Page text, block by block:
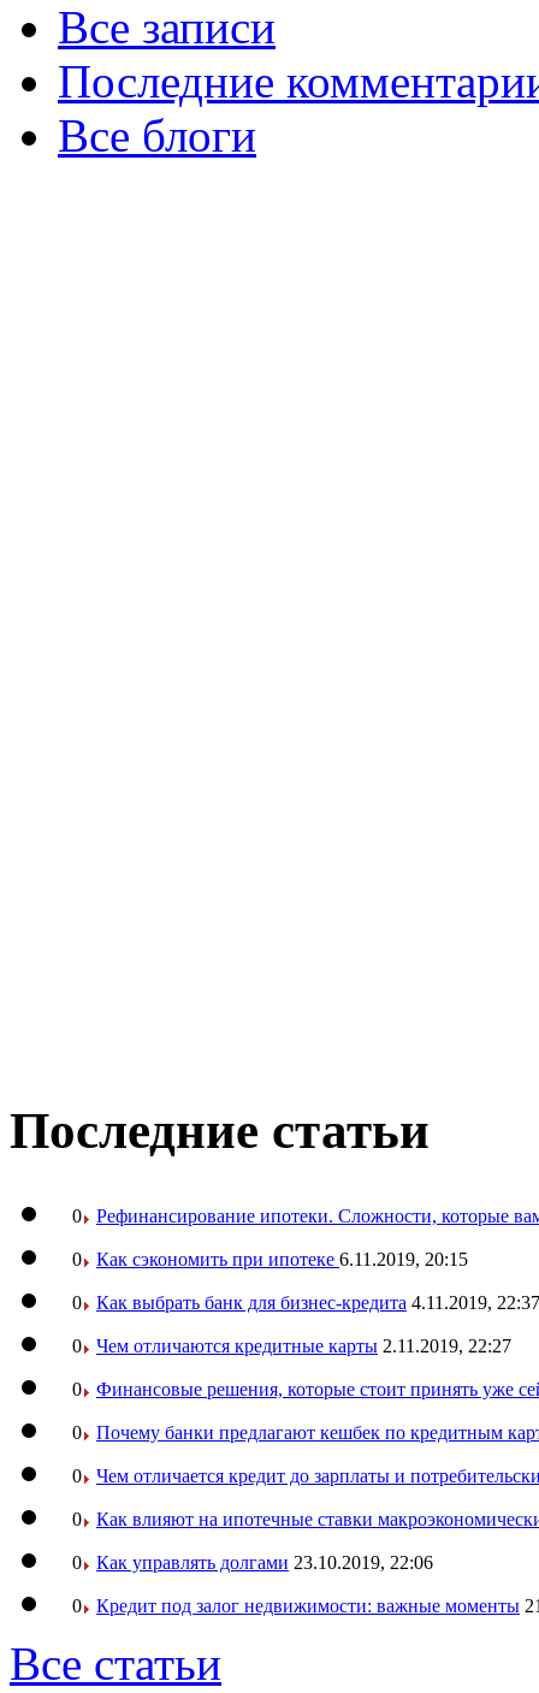
Все записи
Последние
Все блоги
Последние статьи
0 Рефинансирование ипотеки. Сложности, которые
0 Как сэкономить при ипотеке 6.11.2019, 20:15
0 Как выбрать банк для бизнес-кредита 4.11.2019, 22:37
0 Чем отличаются кредитные карты 2.11.2019, 22:27
0 Финансовые решения, которые стоит принять уже
0 Почему банки предлагают кешбек по кредитным
0 Чем отличается кредит до зарплаты и
0 Как влияют на ипотечные ставки
0 Как управлять долгами 23.10.2019, 22:06
0 Кредит под залог недвижимости: важные моменты
Все статьи